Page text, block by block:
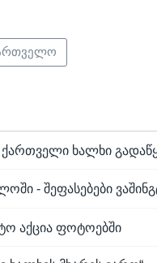
ხალხი
- შეფასებები
აქცია ფოტოებში